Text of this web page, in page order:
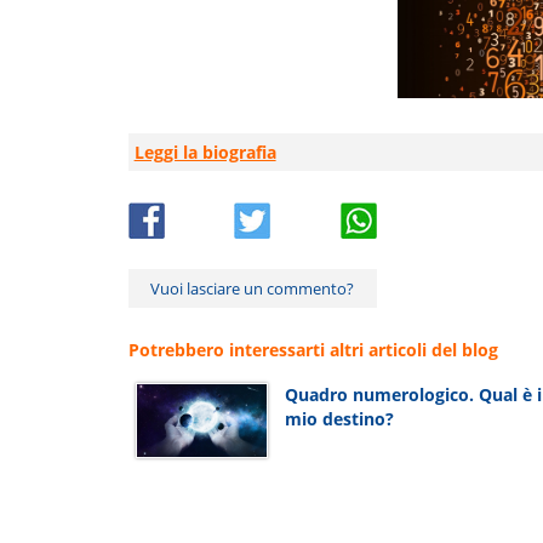
Leggi la biografia
Vuoi lasciare un commento?
Potrebbero interessarti altri articoli del blog
Quadro numerologico. Qual è
mio destino?